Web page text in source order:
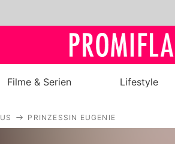
Filme & Serien Lifestyle
PRINZESSIN EUGENIE